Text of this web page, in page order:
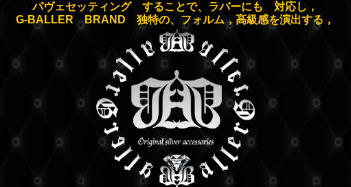
パヴェセッティング することで、ラバーにも 対応し，
G-BALLER BRAND 独特の、フォルム，高級感を演出する，